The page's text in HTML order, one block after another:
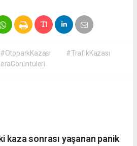
#OtoparkKazası
#TrafikKazası
kaza sonrası yaşanan panik